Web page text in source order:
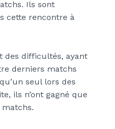
Ils sont
cette rencontre à
des difficultés, ayant
derniers matchs
seul lors des
ils n’ont gagné que